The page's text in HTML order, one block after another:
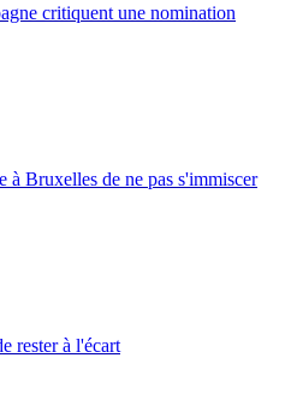
critiquent une nomination
Bruxelles de ne pas s'immiscer
rester à l'écart